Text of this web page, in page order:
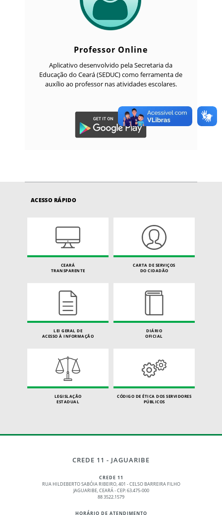
Professor Online
Aplicativo desenvolvido pela Secretaria da
Educação do Ceará (SEDUC) como ferramenta de
auxílio ao professor nas atividades escolares.
ACESSO RÁPIDO
CEARÁ
TRANSPARENTE
CARTA DE SERVIÇOS
DO CIDADÃO
LEI GERAL DE
ACESSO À INFORMAÇÃO
DIÁRIO
OFICIAL
LEGISLAÇÃO
ESTADUAL
CÓDIGO DE ÉTICA DOS SERVIDORES
PÚBLICOS
CREDE 11 - JAGUARIBE
CREDE 11
RUA HILDEBERTO SABÓIA RIBEIRO, 401 - CELSO BARREIRA FILHO
JAGUARIBE, CEARÁ - CEP: 63.475-000
88 3522.1579
HORÁRIO DE ATENDIMENTO